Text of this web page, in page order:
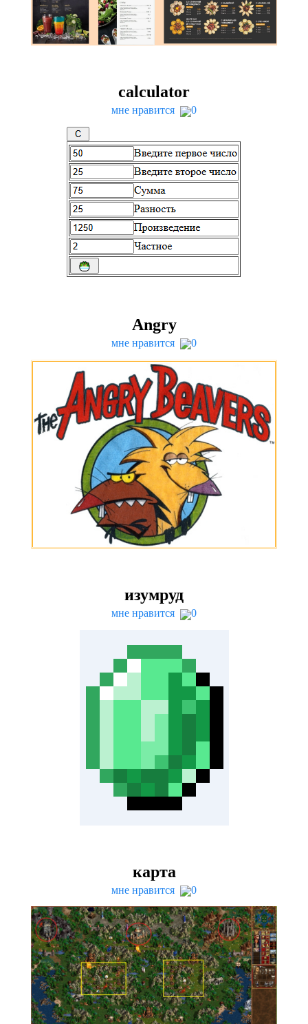
cal­cu­la­tor
мне нравится 0
Angry
мне нравится 0
изумруд
мне нравится 0
карта
мне нравится 0